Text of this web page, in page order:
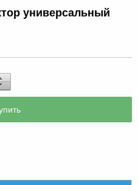
универсальный